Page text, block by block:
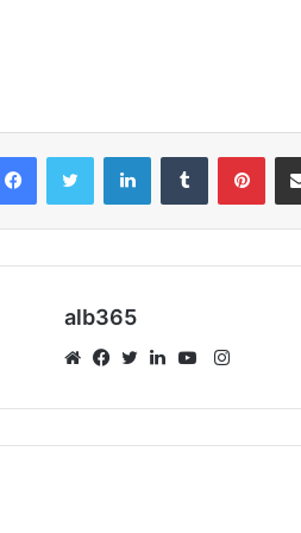
FacebookTwitter LinkedInTumblr
alb365
Instagram